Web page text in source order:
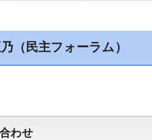
（民主フォーラム）
わせ